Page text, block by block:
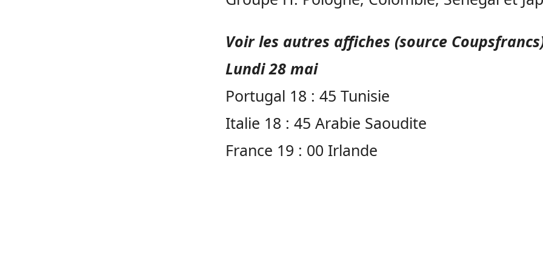
Voir les autres affiches (source
Lundi 28 mai
Portugal 18 : 45 Tunisie
Italie 18 : 45 Arabie Saoudite
France 19 : 00 Irlande